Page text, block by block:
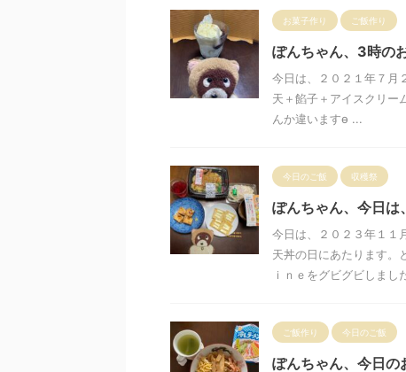
お菓子作り ご飯作り
ぽんちゃん、3時の
今日は、２０２１年７
天＋餡子＋アイスクリ
んか違いますɵ ...
今日のご飯 収穫祭
ぽんちゃん、今日は
今日は、２０２３年１１
天丼の日にあたります
ｉｎｅをグビグビしま
ご飯作り 今日のご飯
ぽんちゃん、今日の